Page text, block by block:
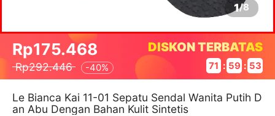
1/8
Rp175.468
Rp292.446 -40%
DISKON TERBATAS
71 : 59 : 52
Le Bianca Kai 11-01 Sepatu Sendal Wanita Putih D
an Abu Dengan Bahan Kulit Sintetis